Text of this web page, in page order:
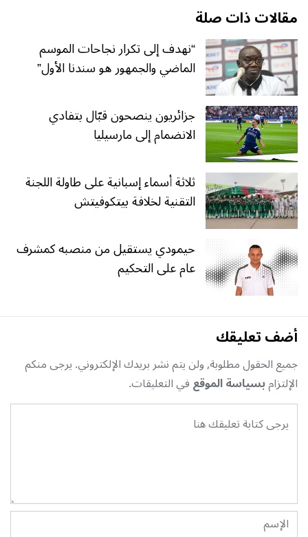
مقالات ذات صلة
“نهدف إلى تكرار نجاحات الموسم
الماضي والجمهور هو سندنا الأول”
جزائريون ينصحون قبّال بتفادي
الانضمام إلى مارسيليا
ثلاثة أسماء إسبانية على طاولة اللجنة
التقنية لخلافة بيتكوفيتش
حيمودي يستقيل من منصبه كمشرف
عام على التحكيم
أضف تعليقك
جميع الحقول مطلوبة, ولن يتم نشر بريدك الإلكتروني. يرجى منكم
الإلتزامبسياسة الموقعفي التعليقات.